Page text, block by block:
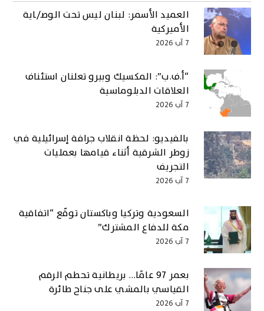
العميد الأسمر: لبنان ليس تحت الوصـ/ـاية
الأميركية
7 آب 2026
“أ.ف.ب”: المكسيك وبيرو تعلنان استئناف
العلاقات الدبلوماسية
7 آب 2026
بالفيديو: لحظة انقلاب جرافة إسرائيلية في
زوطر الشرقية أثناء قيامها بعمليات
التجريف
7 آب 2026
السعودية وتركيا وباكستان توقّع “اتفاقية
مكة للدفاع المشترك”
7 آب 2026
بعمر 97 عامًا… بريطانية تحطم الرقم
القياسي بالمشي على جناح طائرة
7 آب 2026